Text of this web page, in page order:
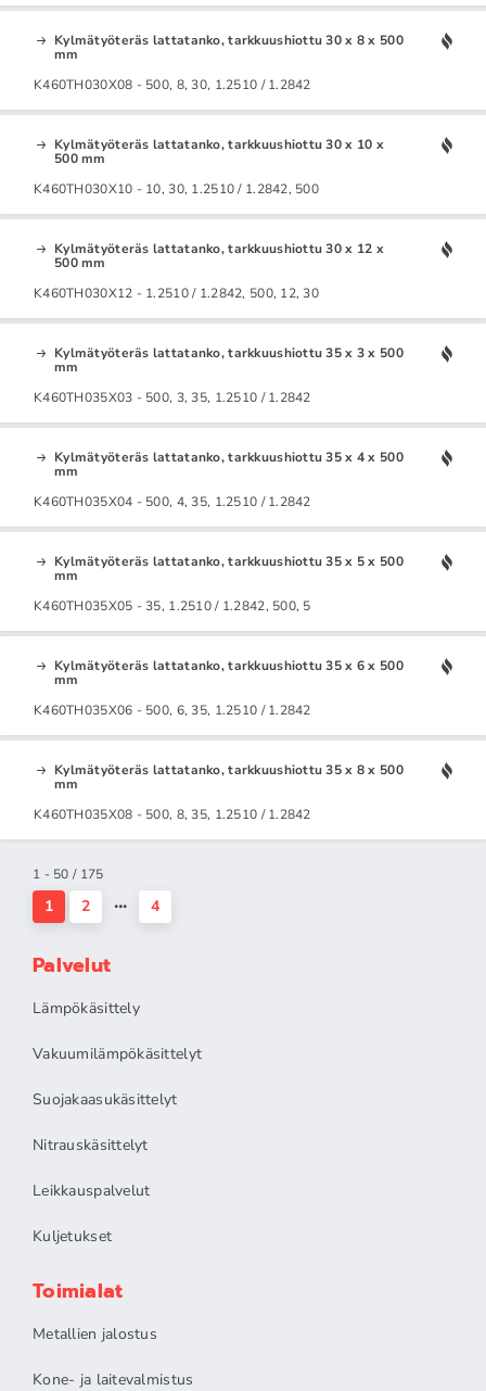
Kylmätyöteräs lattatanko, tarkkuushiottu 30 x 8 x 500
mm
K460TH030X08 - 500, 8, 30, 1.2510 / 1.2842
Kylmätyöteräs lattatanko, tarkkuushiottu 30 x 10 x
500 mm
K460TH030X10 - 10, 30, 1.2510 / 1.2842, 500
Kylmätyöteräs lattatanko, tarkkuushiottu 30 x 12 x
500 mm
K460TH030X12 - 1.2510 / 1.2842, 500, 12, 30
Kylmätyöteräs lattatanko, tarkkuushiottu 35 x 3 x 500
mm
K460TH035X03 - 500, 3, 35, 1.2510 / 1.2842
Kylmätyöteräs lattatanko, tarkkuushiottu 35 x 4 x 500
mm
K460TH035X04 - 500, 4, 35, 1.2510 / 1.2842
Kylmätyöteräs lattatanko, tarkkuushiottu 35 x 5 x 500
mm
K460TH035X05 - 35, 1.2510 / 1.2842, 500, 5
Kylmätyöteräs lattatanko, tarkkuushiottu 35 x 6 x 500
mm
K460TH035X06 - 500, 6, 35, 1.2510 / 1.2842
Kylmätyöteräs lattatanko, tarkkuushiottu 35 x 8 x 500
mm
K460TH035X08 - 500, 8, 35, 1.2510 / 1.2842
1 - 50 / 175
1 2 4
Palvelut
Lämpökäsittely
Vakuumilämpökäsittelyt
Suojakaasukäsittelyt
Nitrauskäsittelyt
Leikkauspalvelut
Kuljetukset
Toimialat
Metallien jalostus
Kone- ja laitevalmistus